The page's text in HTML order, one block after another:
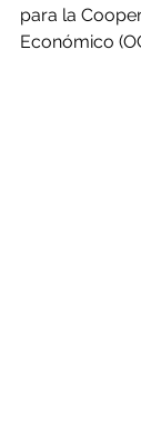
para la
Económico